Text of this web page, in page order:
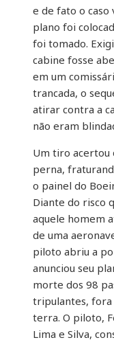
e de fato o caso
plano foi
foi tomado.
cabine fosse
em um
trancada, o
atirar contra a
não eram
Um tiro acertou
perna,
o painel do
Diante do risco
aquele homem
de uma
piloto abriu a
anunciou seu
morte dos 98
tripulantes, fora
terra. O piloto,
Lima e Silva,